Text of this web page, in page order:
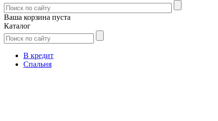
Ваша корзина пуста
Каталог
В кредит
Спальня